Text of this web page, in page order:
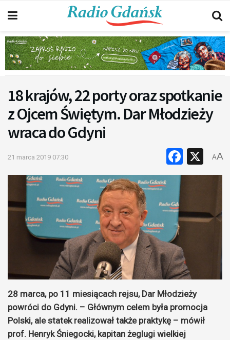
18 krajów, 22 porty oraz spotkanie
z Ojcem Świętym. Dar Młodzieży
wraca do Gdyni
21 marca 2019 07:30 X
AA
28 marca, po 11 miesiącach rejsu, Dar Młodzieży
powróci do Gdyni. – Głównym celem była promocja
Polski, ale statek realizował także praktykę – mówił
prof. Henryk Śniegocki, kapitan żeglugi wielkiej